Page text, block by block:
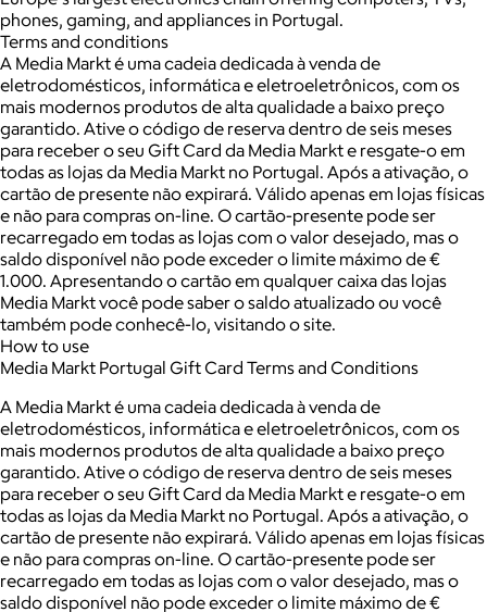
phones, gaming, and appliances in Portugal.
Terms and conditions
A Media Markt é uma cadeia dedicada à venda de
eletrodomésticos, informática e eletroeletrônicos, com os
mais modernos produtos de alta qualidade a baixo preço
garantido. Ative o código de reserva dentro de seis meses
para receber o seu Gift Card da Media Markt e resgate-o em
todas as lojas da Media Markt no Portugal. Após a ativação, o
cartão de presente não expirará. Válido apenas em lojas físicas
e não para compras on-line. O cartão-presente pode ser
recarregado em todas as lojas com o valor desejado, mas o
saldo disponível não pode exceder o limite máximo de €
1.000. Apresentando o cartão em qualquer caixa das lojas
Media Markt você pode saber o saldo atualizado ou você
também pode conhecê-lo, visitando o site.
How to use
Media Markt Portugal Gift Card Terms and Conditions
A Media Markt é uma cadeia dedicada à venda de
eletrodomésticos, informática e eletroeletrônicos, com os
mais modernos produtos de alta qualidade a baixo preço
garantido. Ative o código de reserva dentro de seis meses
para receber o seu Gift Card da Media Markt e resgate-o em
todas as lojas da Media Markt no Portugal. Após a ativação, o
cartão de presente não expirará. Válido apenas em lojas físicas
e não para compras on-line. O cartão-presente pode ser
recarregado em todas as lojas com o valor desejado, mas o
saldo disponível não pode exceder o limite máximo de €